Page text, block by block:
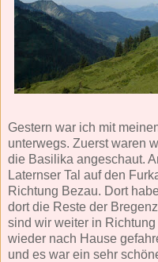
Gestern war ich mit
unterwegs. Zuerst waren
die Basilika angeschaut.
Laternser Tal auf den
Richtung Bezau. Dort
dort die Reste der
sind wir weiter in
wieder nach Hause
und es war ein sehr